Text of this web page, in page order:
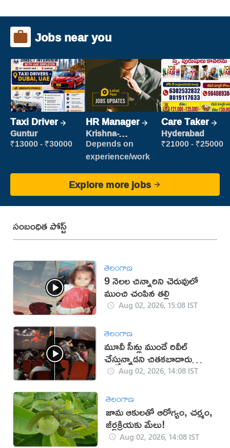
Jobs near you
Taxi Driver
Guntur
₹13000 - ₹30000
HR Manager
Krishna-
vijayawada
Depends on
experience/work
Care Taker
Hyderabad
₹21000 - ₹25000
Explore more jobs
సంబంధిత పోస్ట్
తెలంగాణ
9 నెలల చిన్నారిని చెరువులో
ముంచి చంపిన తల్లి
Aug 02, 2026, 15:08 IST
తెలంగాణ
మూవీ సీన్లు ముందే రివీల్
చేస్తున్నాడని చితకబాదారు
(వీడియో)
Aug 02, 2026, 14:08 IST
తెలంగాణ
జామ ఆకులతో ఆరోగ్యం, చర్మం,
జీర్ణక్రియకు మేలు!
Aug 02, 2026, 14:08 IST